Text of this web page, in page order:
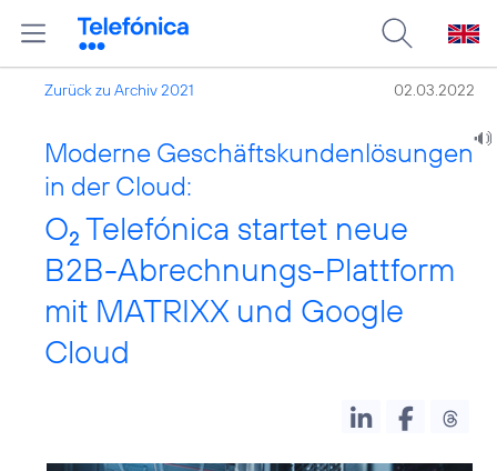
Zurück zu Archiv 2021 02.03.2022
Moderne Geschäftskundenlösungen
in der Cloud:
O2 Telefónica startet neue
B2B-Abrechnungs-Plattform
mit MATRIXX und Google
Cloud